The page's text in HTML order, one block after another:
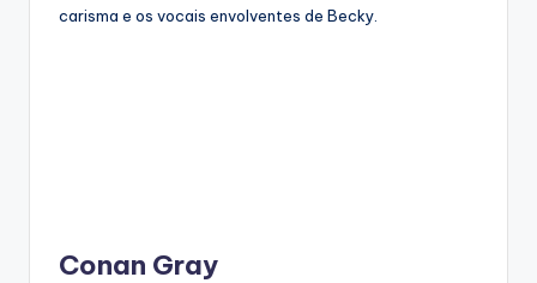
carisma e os vocais envolventes de Becky.
Conan Gray